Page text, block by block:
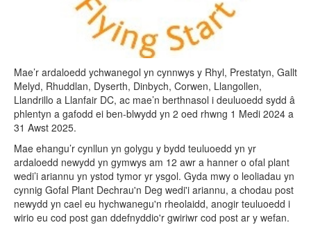
Mae’r ardaloedd ychwanegol yn cynnwys y Rhyl, Prestatyn, Gallt
Melyd, Rhuddlan, Dyserth, Dinbych, Corwen, Llangollen,
Llandrillo a Llanfair DC, ac mae’n berthnasol i deuluoedd sydd â
phlentyn a gafodd ei ben-blwydd yn 2 oed rhwng 1 Medi 2024 a
31 Awst 2025.
Mae ehangu’r cynllun yn golygu y bydd teuluoedd yn yr
ardaloedd newydd yn gymwys am 12 awr a hanner o ofal plant
wedi’i ariannu yn ystod tymor yr ysgol. Gyda mwy o leoliadau yn
cynnig Gofal Plant Dechrau'n Deg wedi'i ariannu, a chodau post
newydd yn cael eu hychwanegu'n rheolaidd, anogir teuluoedd i
wirio eu cod post gan ddefnyddio'r gwiriwr cod post ar y wefan.